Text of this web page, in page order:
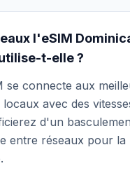
l'eSIM
t-elle ?
se connecte aux
avec des
d'un
entre réseaux pour la